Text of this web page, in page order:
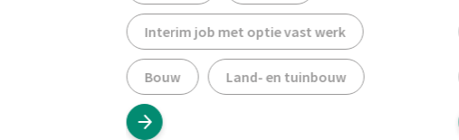
Interim job met optie vast werk
Bouw Land- en tuinbouw